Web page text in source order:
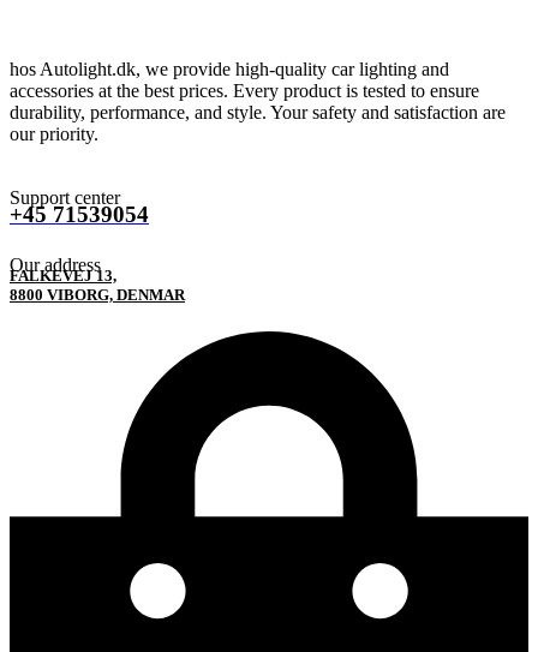
hos Autolight.dk, we provide high-quality car lighting and
accessories at the best prices. Every product is tested to ensure
durability, performance, and style. Your safety and satisfaction are
our priority.
Support center
+45 71539054
Our address
FALKEVEJ 13,
8800 VIBORG, DENMAR